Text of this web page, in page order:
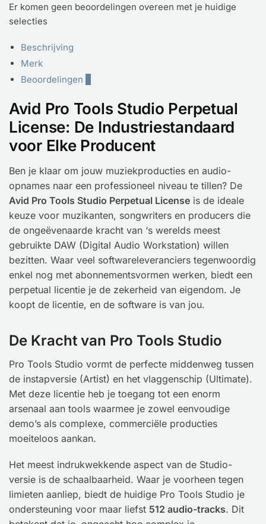
Er komen geen beoordelingen overeen met je huidige
selecties
Beschrijving
Merk
Beoordelingen
Avid Pro Tools Studio Perpetual
License: De Industriestandaard
voor Elke Producent
Ben je klaar om jouw muziekproducties en audio-
opnames naar een professioneel niveau te tillen? De
Avid Pro Tools Studio Perpetual License is de ideale
keuze voor muzikanten, songwriters en producers die
de ongeëvenaarde kracht van ‘s werelds meest
gebruikte DAW (Digital Audio Workstation) willen
bezitten. Waar veel softwareleveranciers tegenwoordig
enkel nog met abonnementsvormen werken, biedt een
perpetual licentie je de zekerheid van eigendom. Je
koopt de licentie, en de software is van jou.
De Kracht van Pro Tools Studio
Pro Tools Studio vormt de perfecte middenweg tussen
de instapversie (Artist) en het vlaggenschip (Ultimate).
Met deze licentie heb je toegang tot een enorm
arsenaal aan tools waarmee je zowel eenvoudige
demo’s als complexe, commerciële producties
moeiteloos aankan.
Het meest indrukwekkende aspect van de Studio-
versie is de schaalbaarheid. Waar je voorheen tegen
limieten aanliep, biedt de huidige Pro Tools Studio je
ondersteuning voor maar liefst 512 audio-tracks. Dit